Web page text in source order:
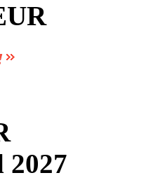
2027